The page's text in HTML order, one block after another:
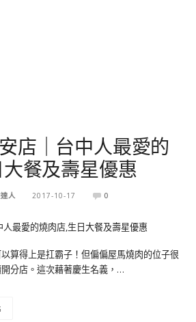
店｜台中人最愛的
餐及壽星優惠
人 2017-10-17 0
算得上是扛霸子！但偏偏屋馬燒肉的位子很
分店。這次藉著慶生名義，…